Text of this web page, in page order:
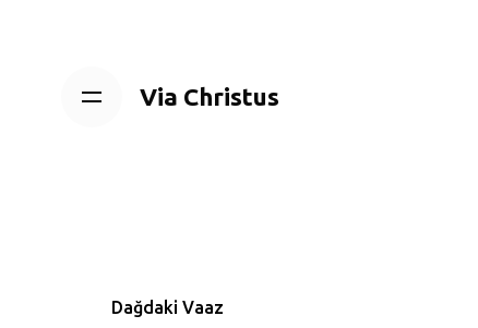
Via Christus
Dağdaki Vaaz